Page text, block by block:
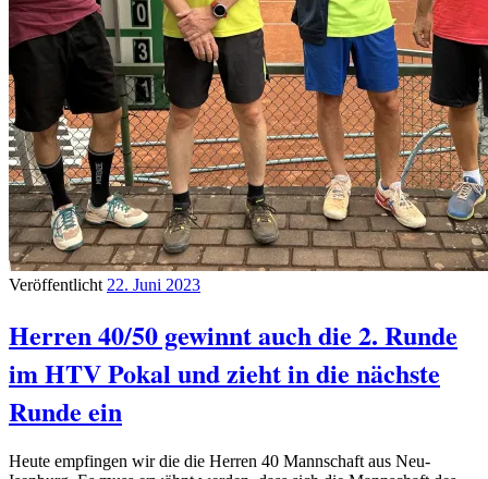
Veröffentlicht 22. Juni 2023
Herren 40/50 gewinnt auch die 2. Runde
im HTV Pokal und zieht in die nächste
Runde ein
Heute empfingen wir die die Herren 40 Mannschaft aus Neu-